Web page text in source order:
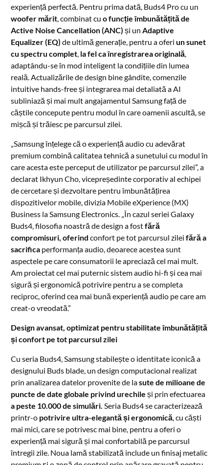
experiență perfectă. Pentru prima dată, Buds4 Pro cu un
woofer mărit, combinat cuo funcție îmbunătățită de
Active Noise Cancellation (ANC)și unAdaptive
Equalizer (EQ)de ultimă generație, pentru a oferiun sunet
cu spectru complet, la fel ca înregistrarea originală,
adaptându-se în mod inteligent la condițiile din lumea
reală. Actualizările de design bine gândite, comenzile
intuitive hands-free și integrarea mai detaliată a AI
subliniază și mai mult angajamentul Samsung față de
căștile concepute pentru modul în care oamenii ascultă, se
mișcă și trăiesc pe parcursul zilei.
„Samsung înțelege că o experiență audio cu adevărat
premium combină calitatea tehnică a sunetului cu modul în
care acesta este perceput de utilizator pe parcursul zilei”, a
declarat Ikhyun Cho, vicepreședinte corporativ al echipei
de cercetare și dezvoltare pentru îmbunătățirea
dispozitivelor mobile, divizia Mobile eXperience (MX)
Business la Samsung Electronics. „În cazul seriei Galaxy
Buds4, filosofia noastră de design a fostfără
compromisuri, oferind confort pe tot parcursul zileifără a
sacrifica performanța audio, deoarece acestea sunt
aspectele pe care consumatorii le apreciază cel mai mult.
Am proiectat cel mai puternic sistem audio hi-fi și cea mai
sigură și ergonomică potrivire pentru a se completa
reciproc, oferind cea mai bună experiență audio pe care am
creat-o vreodată.”
Design avansat,optimizat pentrustabilitate îmbunătățită
și confort pe tot parcursul zilei
Cu seria Buds4, Samsung stabilește o identitate iconică a
designului Buds blade, un design computacional realizat
prin analizarea datelor provenite de lasute de milioane de
puncte de date globale privind urechileși prin efectuarea
a peste 10.000 de simulări. Seria Buds4 se caracterizează
printr-o potrivire ultra-elegantă și ergonomică, cu căști
mai mici, care se potrivesc mai bine, pentru a oferi o
experiență mai sigură și mai confortabilă pe parcursul
întregii zile. Noua lamă stabilizată include un finisaj metalic